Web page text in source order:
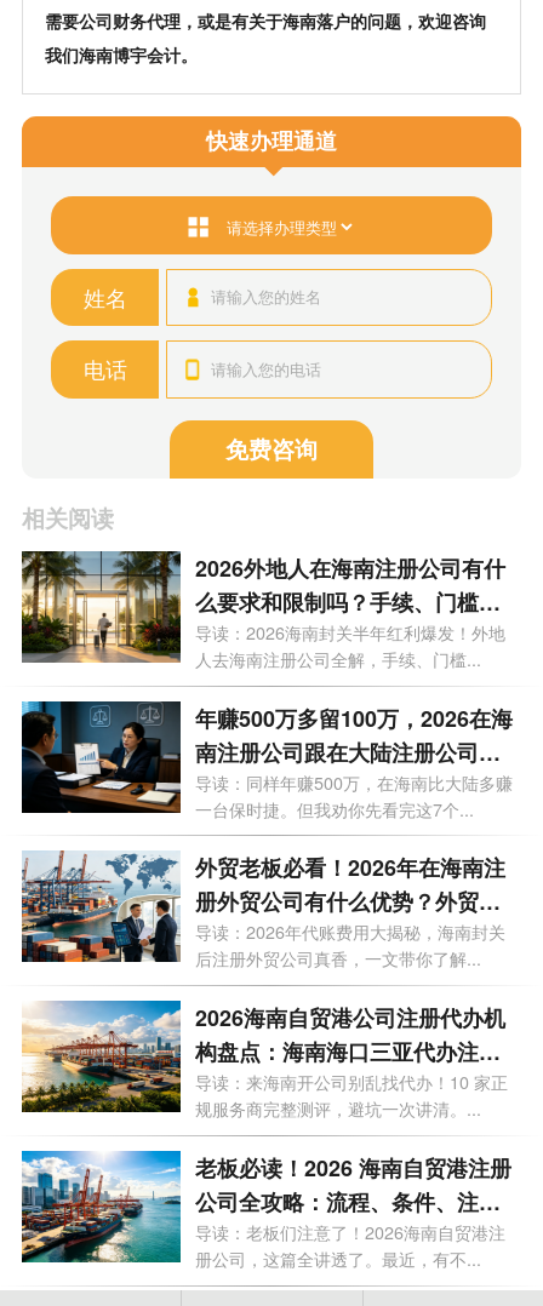
需要公司财务代理，或是有关于海南落户的问题，欢迎咨询
我们海南博宇会计。
快速办理通道
姓名
电话
免费咨询
相关阅读
2026外地人在海南注册公司有什
么要求和限制吗？手续、门槛、
买房上学利弊等9大问题一次性说
透
导读：2026海南封关半年红利爆发！外地
人去海南注册公司全解，手续、门槛...
年赚500万多留100万，2026在海
南注册公司跟在大陆注册公司有
什么区别？一文看懂
导读：同样年赚500万，在海南比大陆多赚
一台保时捷。但我劝你先看完这7个...
外贸老板必看！2026年在海南注
册外贸公司有什么优势？外贸公
司代理记账多少钱一个月？
导读：2026年代账费用大揭秘，海南封关
后注册外贸公司真香，一文带你了解...
2026海南自贸港公司注册代办机
构盘点：海南海口三亚代办注册
公司哪家好？
导读：来海南开公司别乱找代办！10 家正
规服务商完整测评，避坑一次讲清。...
老板必读！2026 海南自贸港注册
公司全攻略：流程、条件、注册
资金、地址、贸易玩法一文说透
导读：老板们注意了！2026海南自贸港注
册公司，这篇全讲透了。最近，有不...